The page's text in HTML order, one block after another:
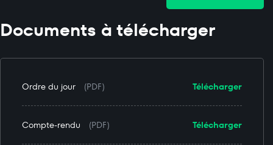
Documents à télécharger
Télécharger
Ordre du jour (PDF)
Télécharger
Compte-rendu (PDF)